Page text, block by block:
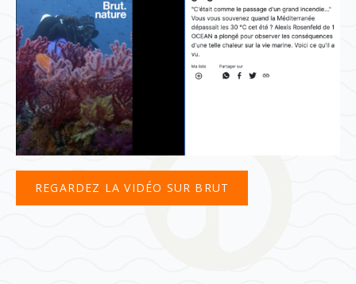
REGARDEZ LA VIDÉO SUR BRUT